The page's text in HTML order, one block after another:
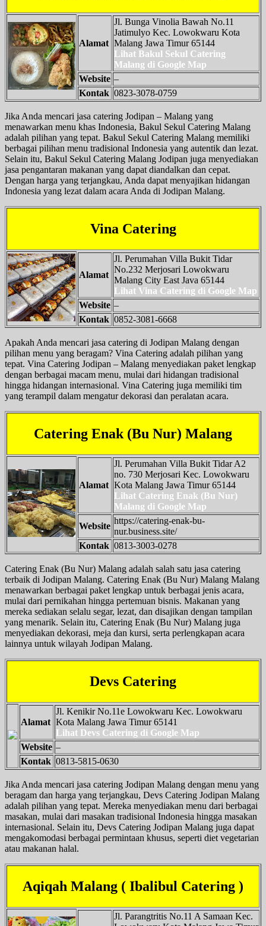
Alamat
Jl. Bunga Vinolia Bawah No.11
Jatimulyo Kec. Lowokwaru Kota
Malang Jawa Timur 65144
Lihat Bakul Sekul Catering
Malang di Google Map
Website –
Kontak 0823-3078-0759
Jika Anda mencari jasa catering Jodipan – Malang yang
menawarkan menu khas Indonesia, Bakul Sekul Catering Malang
adalah pilihan yang tepat. Bakul Sekul Catering Malang memiliki
berbagai pilihan menu tradisional Indonesia yang autentik dan lezat.
Selain itu, Bakul Sekul Catering Malang Jodipan juga menyediakan
jasa pengantaran makanan yang dapat diandalkan dan cepat.
Dengan harga yang terjangkau, Anda dapat menyajikan hidangan
Indonesia yang lezat dalam acara Anda di Jodipan Malang.
Vina Catering
Alamat
Jl. Perumahan Villa Bukit Tidar
No.232 Merjosari Lowokwaru
Malang City East Java 65144
Lihat Vina Catering di Google Map
Website –
Kontak 0852-3081-6668
Apakah Anda mencari jasa catering di Jodipan Malang dengan
pilihan menu yang beragam? Vina Catering adalah pilihan yang
tepat. Vina Catering Jodipan – Malang menyediakan paket lengkap
dengan berbagai macam menu, mulai dari hidangan tradisional
hingga hidangan internasional. Vina Catering juga memiliki tim
yang terampil dalam mengatur dekorasi dan peralatan acara.
Catering Enak (Bu Nur) Malang
Alamat
Jl. Perumahan Villa Bukit Tidar A2
no. 730 Merjosari Kec. Lowokwaru
Kota Malang Jawa Timur 65144
Lihat Catering Enak (Bu Nur)
Malang di Google Map
Website
https://catering-enak-bu-
nur.business.site/
Kontak 0813-3003-0278
Catering Enak (Bu Nur) Malang adalah salah satu jasa catering
terbaik di Jodipan Malang. Catering Enak (Bu Nur) Malang Malang
menawarkan berbagai paket lengkap untuk berbagai jenis acara,
mulai dari pernikahan hingga pertemuan bisnis. Makanan yang
mereka sediakan selalu segar, lezat, dan disajikan dengan tampilan
yang menarik. Selain itu, Catering Enak (Bu Nur) Malang juga
menyediakan dekorasi, meja dan kursi, serta perlengkapan acara
lainnya untuk wilayah Jodipan Malang.
Devs Catering
Alamat
Jl. Kenikir No.11e Lowokwaru Kec. Lowokwaru
Kota Malang Jawa Timur 65141
Lihat Devs Catering di Google Map
Website –
Kontak 0813-5815-0630
Jika Anda mencari jasa catering Jodipan Malang dengan menu yang
beragam dan harga yang terjangkau, Devs Catering Jodipan Malang
adalah pilihan yang tepat. Mereka menyediakan menu dari berbagai
masakan, mulai dari masakan tradisional Indonesia hingga masakan
internasional. Selain itu, Devs Catering Jodipan Malang juga dapat
mengakomodasi berbagai permintaan khusus, seperti diet vegetarian
atau makanan halal.
Aqiqah Malang ( Ibalibul Catering )
Jl. Parangtritis No.11 A Samaan Kec.